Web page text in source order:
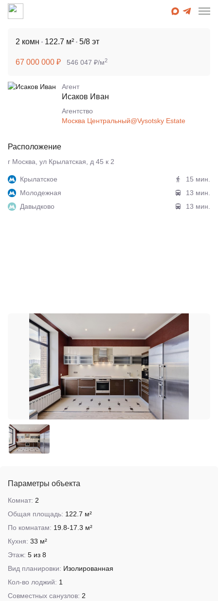
2 комн 122.7 м² 5/8 эт
67 000 000 ₽ 546 047 ₽/м2
Агент
Исаков Иван
Агентcтво
Москва Центральный@Vysotsky Estate
Расположение
г Москва, ул Крылатская, д 45 к 2
Крылатское
15 мин.
Молодежная
13 мин.
Давыдково
13 мин.
Параметры объекта
Комнат: 2
Общая площадь: 122.7 м²
По комнатам: 19.8-17.3 м²
Кухня: 33 м²
Этаж: 5 из 8
Вид планировки: Изолированная
Кол-во лоджий: 1
Совместных санузлов: 2